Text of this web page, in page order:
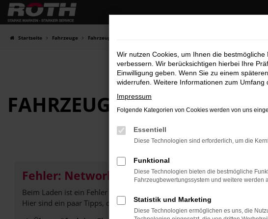
Zum
Hauptinhalt
Startseite Fahrzeuge Fahrzeugbestand
FAHRZEUG-SHOWROOM
Fehler: Network Error
Beim Laden ist ein Fehler aufgetreten.
Hier sind ein paar Tipps, die dir helfen können:
Wir nutzen Cookies, um Ihnen die
verbessern. Wir berücksichtigen hierbei Ihre
Einwilligung geben. Wenn Sie zu einem
widerrufen. Weitere Informationen zum
Impressum
Folgende Kategorien von Cookies werden von uns
Essentiell
Diese Technologien sind erforderlich, um die
Funktional
Diese Technologien bieten die bestmögliche
Fahrzeugbewertungssystem und weitere werden
Statistik und Marketing
Diese Technologien ermöglichen es uns, die